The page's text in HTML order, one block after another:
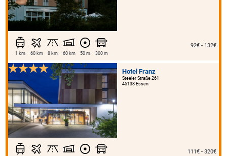
1 km 60 km 8 km 60 km 50 m 300 m
92€ - 132€
Hotel Franz
Steeler Straße 261
45138 Essen
111€ - 320€